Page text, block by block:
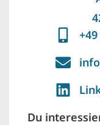
Du